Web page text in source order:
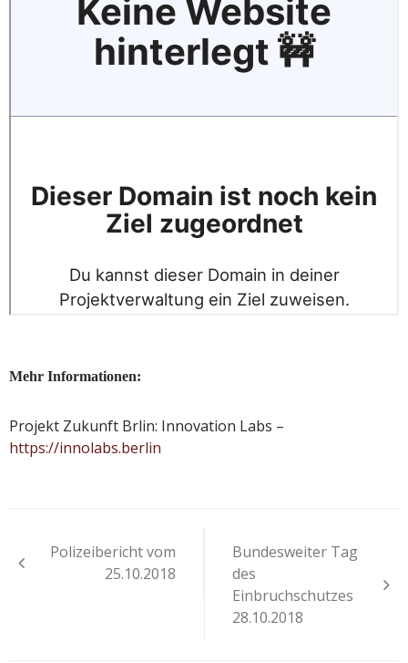
Mehr Informationen:
Projekt Zukunft Brlin: Innovation Labs –
https://innolabs.berlin
Polizeibericht vom
25.10.2018
Bundesweiter Tag
des
Einbruchschutzes
28.10.2018